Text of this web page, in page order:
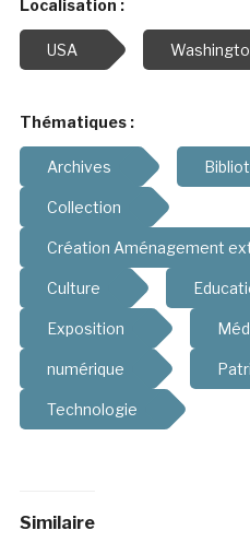
Localisation :
USA
Thématiques :
Archives
Collection
Création Aménagement
Culture
Exposition
numérique
Technologie
Similaire